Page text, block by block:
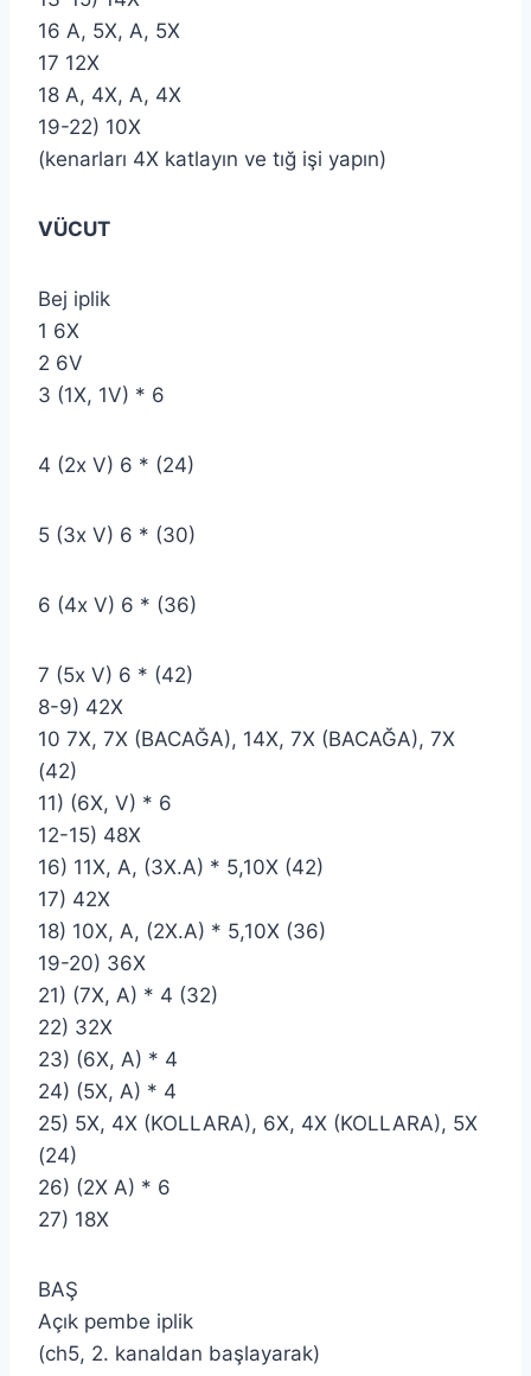
16 A, 5X, A, 5X
17 12X
18 A, 4X, A, 4X
19-22) 10X
(kenarları 4X katlayın ve tığ işi yapın)
VÜCUT
Bej iplik
1 6X
2 6V
3 (1X, 1V) * 6
4 (2x V) 6 * (24)
5 (3x V) 6 * (30)
6 (4x V) 6 * (36)
7 (5x V) 6 * (42)
8-9) 42X
10 7X, 7X (BACAĞA), 14X, 7X (BACAĞA), 7X
(42)
11) (6X, V) * 6
12-15) 48X
16) 11X, A, (3X.A) * 5,10X (42)
17) 42X
18) 10X, A, (2X.A) * 5,10X (36)
19-20) 36X
21) (7X, A) * 4 (32)
22) 32X
23) (6X, A) * 4
24) (5X, A) * 4
25) 5X, 4X (KOLLARA), 6X, 4X (KOLLARA), 5X
(24)
26) (2X A) * 6
27) 18X
BAŞ
Açık pembe iplik
(ch5, 2. kanaldan başlayarak)